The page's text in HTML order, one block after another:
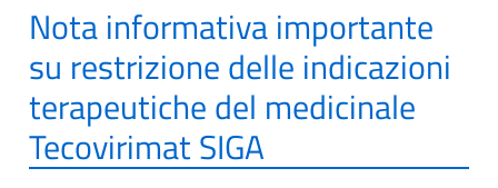
Nota informativa importante
su restrizione delle indicazioni
terapeutiche del medicinale
Tecovirimat SIGA